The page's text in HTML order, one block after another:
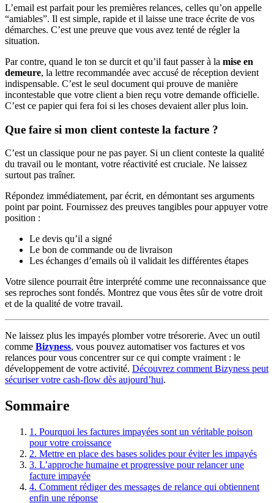
L’email est parfait pour les premières relances, celles qu’on appelle
“amiables”. Il est simple, rapide et il laisse une trace écrite de vos
démarches. C’est une preuve que vous avez tenté de régler la
situation.
Par contre, quand le ton se durcit et qu’il faut passer à la mise en
demeure, la lettre recommandée avec accusé de réception devient
indispensable. C’est le seul document qui prouve de manière
incontestable que votre client a bien reçu votre demande officielle.
C’est ce papier qui fera foi si les choses devaient aller plus loin.
Que faire si mon client conteste la facture ?
C’est un classique pour ne pas payer. Si un client conteste la qualité
du travail ou le montant, votre réactivité est cruciale. Ne laissez
surtout pas traîner.
Répondez immédiatement, par écrit, en démontant ses arguments
point par point. Fournissez des preuves tangibles pour appuyer votre
position :
Le devis qu’il a signé
Le bon de commande ou de livraison
Les échanges d’emails où il validait les différentes étapes
Votre silence pourrait être interprété comme une reconnaissance que
ses reproches sont fondés. Montrez que vous êtes sûr de votre droit
et de la qualité de votre travail.
Ne laissez plus les impayés plomber votre trésorerie. Avec un outil
comme Bizyness, vous pouvez automatiser vos factures et vos
relances pour vous concentrer sur ce qui compte vraiment : le
développement de votre activité. Découvrez comment Bizyness peut
sécuriser votre cash-flow dès aujourd’hui.
Sommaire
1. Pourquoi les factures impayées sont un véritable poison
pour votre croissance
2. Mettre en place des bases solides pour éviter les impayés
3. L’approche humaine et progressive pour relancer une
facture impayée
4. Comment rédiger des messages de relance qui obtiennent
enfin une réponse